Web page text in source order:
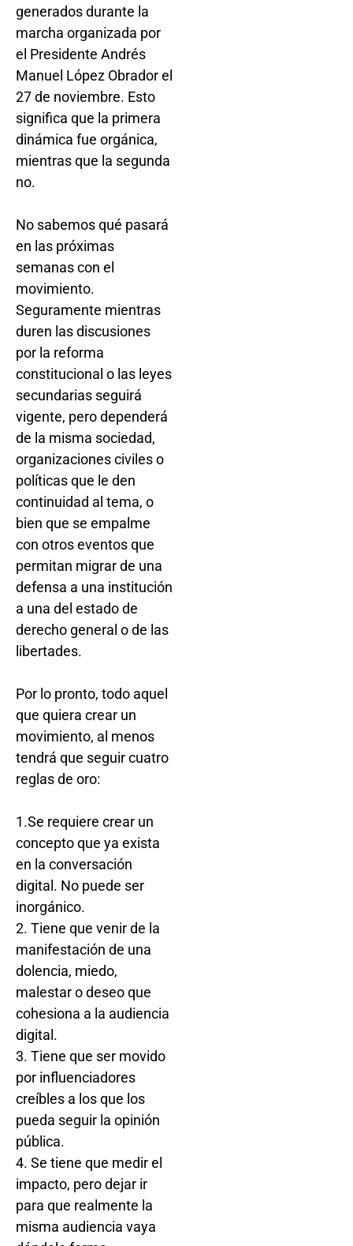
generados durante la
marcha organizada por
el Presidente Andrés
Manuel López Obrador el
27 de noviembre. Esto
significa que la primera
dinámica fue orgánica,
mientras que la segunda
no.
No sabemos qué pasará
en las próximas
semanas con el
movimiento.
Seguramente mientras
duren las discusiones
por la reforma
constitucional o las leyes
secundarias seguirá
vigente, pero dependerá
de la misma sociedad,
organizaciones civiles o
políticas que le den
continuidad al tema, o
bien que se empalme
con otros eventos que
permitan migrar de una
defensa a una institución
a una del estado de
derecho general o de las
libertades.
Por lo pronto, todo aquel
que quiera crear un
movimiento, al menos
tendrá que seguir cuatro
reglas de oro:
1.Se requiere crear un
concepto que ya exista
en la conversación
digital. No puede ser
inorgánico.
2. Tiene que venir de la
manifestación de una
dolencia, miedo,
malestar o deseo que
cohesiona a la audiencia
digital.
3. Tiene que ser movido
por influenciadores
creíbles a los que los
pueda seguir la opinión
pública.
4. Se tiene que medir el
impacto, pero dejar ir
para que realmente la
misma audiencia vaya